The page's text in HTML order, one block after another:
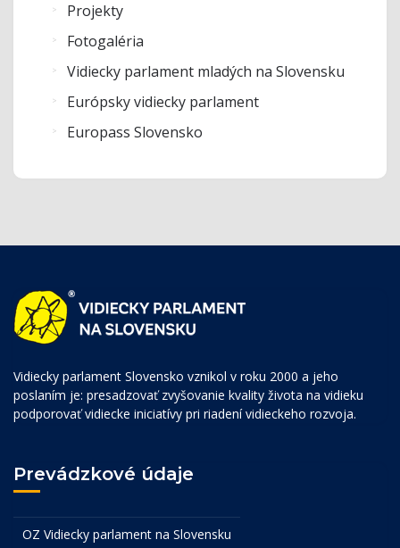
Projekty
Fotogaléria
Vidiecky parlament mladých na Slovensku
Európsky vidiecky parlament
Europass Slovensko
Vidiecky parlament Slovensko vznikol v roku 2000 a jeho
poslaním je: presadzovať zvyšovanie kvality života na vidieku
podporovať vidiecke iniciatívy pri riadení vidieckeho rozvoja.
Prevádzkové údaje
OZ Vidiecky parlament na Slovensku